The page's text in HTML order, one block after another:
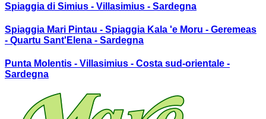
Spiaggia di Simius - Villasimius - Sardegna
Spiaggia Mari Pintau - Spiaggia Kala 'e Moru - Geremeas
- Quartu Sant'Elena - Sardegna
Punta Molentis - Villasimius - Costa sud-orientale -
Sardegna